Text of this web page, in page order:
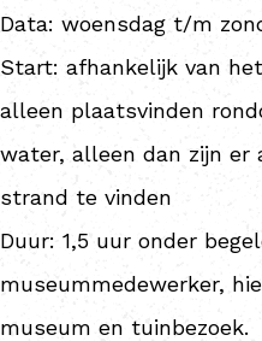
Data: woensdag t/m
Start: afhankelijk van
alleen plaatsvinden
water, alleen dan zijn er
strand te vinden
Duur: 1,5 uur onder
museummedewerker,
museum en tuinbezoek.